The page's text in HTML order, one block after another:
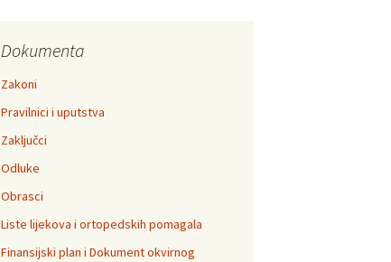
Dokumenta
Zakoni
Pravilnici i uputstva
Zaključci
Odluke
Obrasci
Liste lijekova i ortopedskih pomagala
Finansijski plan i Dokument okvirnog